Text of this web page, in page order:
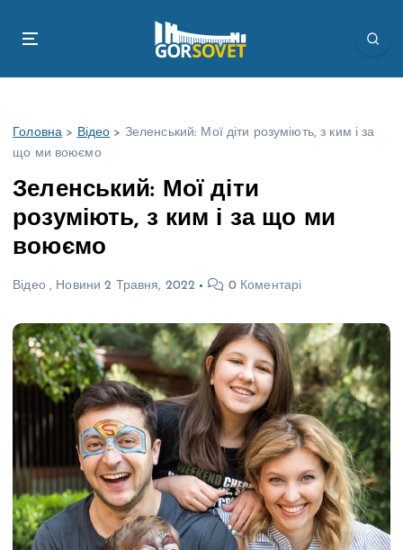
Головна > Відео > Зеленський: Мої діти розуміють, з ким і за
що ми воюємо
Зеленський: Мої діти
розуміють, з ким і за що ми
воюємо
Відео, Новини 2 Травня, 2022 0 Коментарі